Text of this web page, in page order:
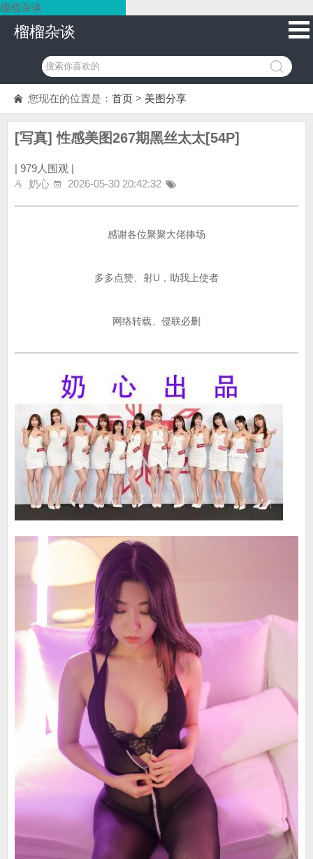
榴榴杂谈
榴榴杂谈
您现在的位置是： 首页 > 美图分享
[写真] 性感美图267期黑丝太太[54P]
| 979人围观 |
奶心
2026-05-30 20:42:32
感谢各位聚聚大佬捧场
多多点赞、射U，助我上使者
网络转载、侵联必删